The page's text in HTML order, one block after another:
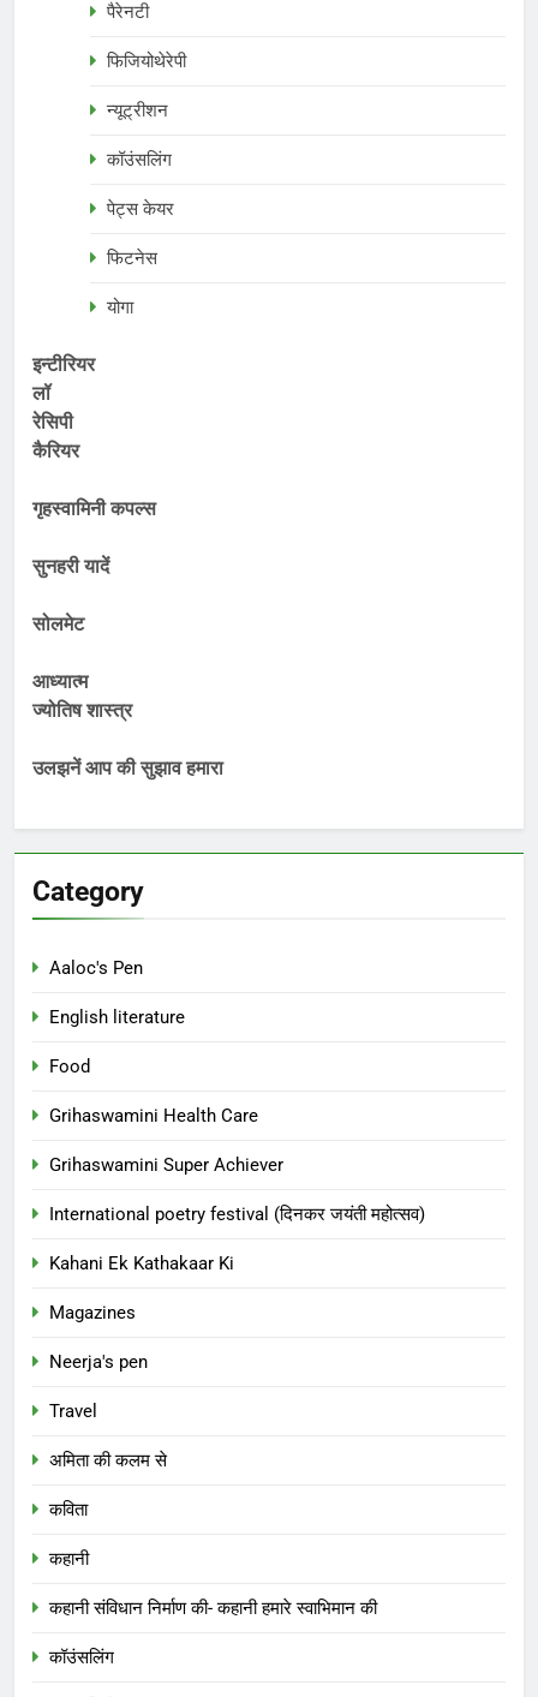
पैरेनटी
फिजियोथेरेपी
न्यूट्रीशन
कॉउंसलिंग
पेट्स केयर
फिटनेस
योगा
इन्टीरियर
लॉ
रेसिपी
कैरियर
गृहस्वामिनी कपल्स
सुनहरी यादें
सोलमेट
आध्यात्म
ज्योतिष शास्त्र
उलझनें आप की सुझाव हमारा
Category
Aaloc's Pen
English literature
Food
Grihaswamini Health Care
Grihaswamini Super Achiever
International poetry festival (दिनकर जयंती महोत्सव)
Kahani Ek Kathakaar Ki
Magazines
Neerja's pen
Travel
अमिता की कलम से
कविता
कहानी
कहानी संविधान निर्माण की- कहानी हमारे स्वाभिमान की
कॉउंसलिंग